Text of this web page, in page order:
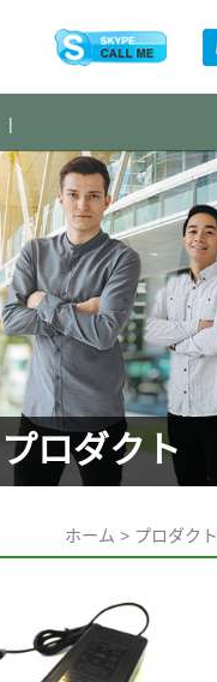
|
プロダクト
ホーム > プロダクト